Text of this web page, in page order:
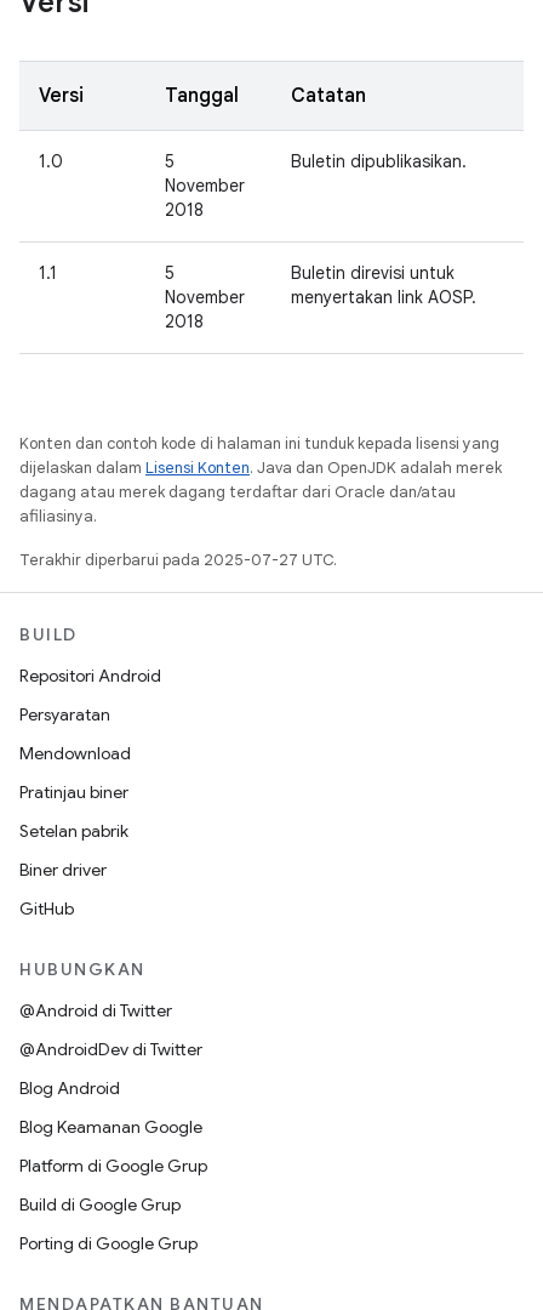
Versi Tanggal Catatan
1.0
5
November
2018
Buletin dipublikasikan.
1.1
5
November
2018
Buletin direvisi untuk
menyertakan link AOSP.
Konten dan contoh kode di halaman ini tunduk kepada lisensi yang
dijelaskan dalam Lisensi Konten. Java dan OpenJDK adalah merek
dagang atau merek dagang terdaftar dari Oracle dan/atau
afiliasinya.
Terakhir diperbarui pada 2025-07-27 UTC.
BUILD
Repositori Android
Persyaratan
Mendownload
Pratinjau biner
Setelan pabrik
Biner driver
GitHub
HUBUNGKAN
@Android di Twitter
@AndroidDev di Twitter
Blog Android
Blog Keamanan Google
Platform di Google Grup
Build di Google Grup
Porting di Google Grup
MENDAPATKAN BANTUAN